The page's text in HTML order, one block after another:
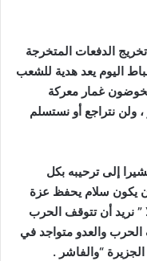
الدفعات المتخرجة
اليوم يعد هدية للشعب
يخوضون غمار معركة
ولن نتراجع أو نستسلم
إلى ترحيبه بكل
يكون سلام يحفظ عزة
” نريد أن تتوقف الحرب
والعدو متواجد في
“والفاشر .